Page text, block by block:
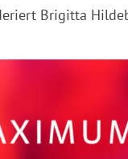
Brigitta